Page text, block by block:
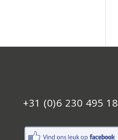
+31 (0)6 230 495 18